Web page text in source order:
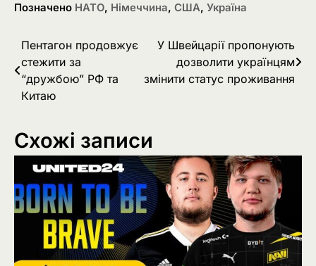
Позначено НАТО, Німеччина, США, Україна
Навігація
записів
Пентагон продовжує
стежити за
“дружбою” РФ та
Китаю
У Швейцарії пропонують
дозволити українцям
змінити статус проживання
Схожі записи